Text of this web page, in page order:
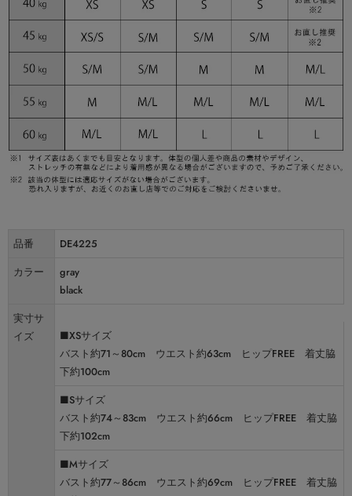
品番
DE4225
カラー
gray
black
実寸サ
イズ
■XSサイズ
バスト約71～80cm ウエスト約63cm ヒップFREE 着丈脇
下約100cm
■Sサイズ
バスト約74～83cm ウエスト約66cm ヒップFREE 着丈脇
下約102cm
■Mサイズ
バスト約77～86cm ウエスト約69cm ヒップFREE 着丈脇